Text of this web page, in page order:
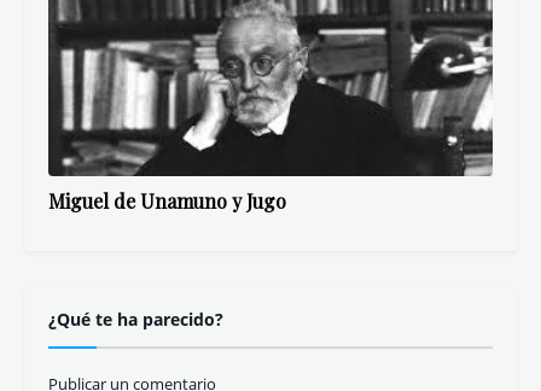
Miguel de Unamuno y Jugo
¿Qué te ha parecido?
Publicar un comentario